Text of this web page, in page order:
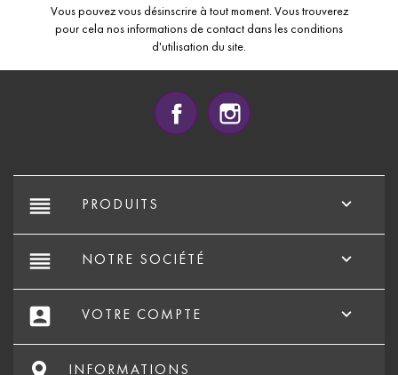
Vous pouvez vous désinscrire à tout moment. Vous trouverez
pour cela nos informations de contact dans les conditions
d'utilisation du site.
Facebook
reorder PRODUITS 
reorder NOTRE SOCIÉTÉ 
account_box VOTRE COMPTE 
INFORMATIONS